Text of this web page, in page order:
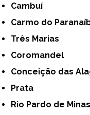
Cambuí
Carmo do
Três Marias
Coromandel
Conceição das
Prata
Rio Pardo de Minas